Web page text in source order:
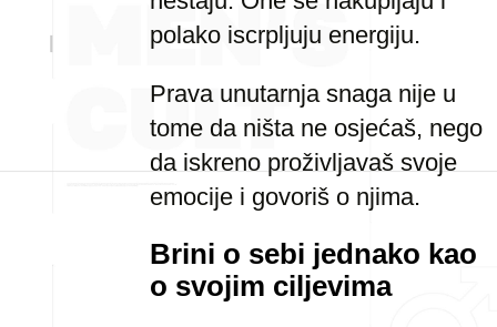
polako iscrpljuju energiju.
Prava unutarnja snaga nije u
tome da ništa ne osjećaš, nego
da iskreno proživljavaš svoje
emocije i govoriš o njima.
Brini o sebi jednako kao
o svojim ciljevima